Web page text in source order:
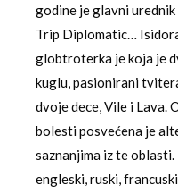
godine je glavni
Trip Diplomatic…
globtroterka je koja je
kuglu, pasionirani
dvoje dece, Vile i Lava.
bolesti posvećena je
saznanjima iz te
engleski, ruski,